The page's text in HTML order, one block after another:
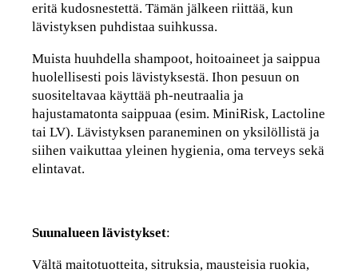
eritä kudosnestettä. Tämän jälkeen riittää, kun
lävistyksen puhdistaa suihkussa.
Muista huuhdella shampoot, hoitoaineet ja saippua
huolellisesti pois lävistyksestä. Ihon pesuun on
suositeltavaa käyttää ph-neutraalia ja
hajustamatonta saippuaa (esim. MiniRisk, Lactoline
tai LV). Lävistyksen paraneminen on yksilöllistä ja
siihen vaikuttaa yleinen hygienia, oma terveys sekä
elintavat.
Suunalueen lävistykset:
Vältä maitotuotteita, sitruksia, mausteisia ruokia,